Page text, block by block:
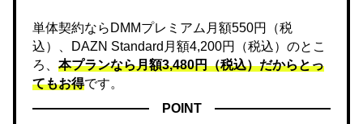
単体契約ならDMMプレミアム月額550円（税
込）、DAZN Standard月額4,200円（税込）のとこ
ろ、 本プランなら月額3,480円（税込）だからとっ
てもお得です。
POINT